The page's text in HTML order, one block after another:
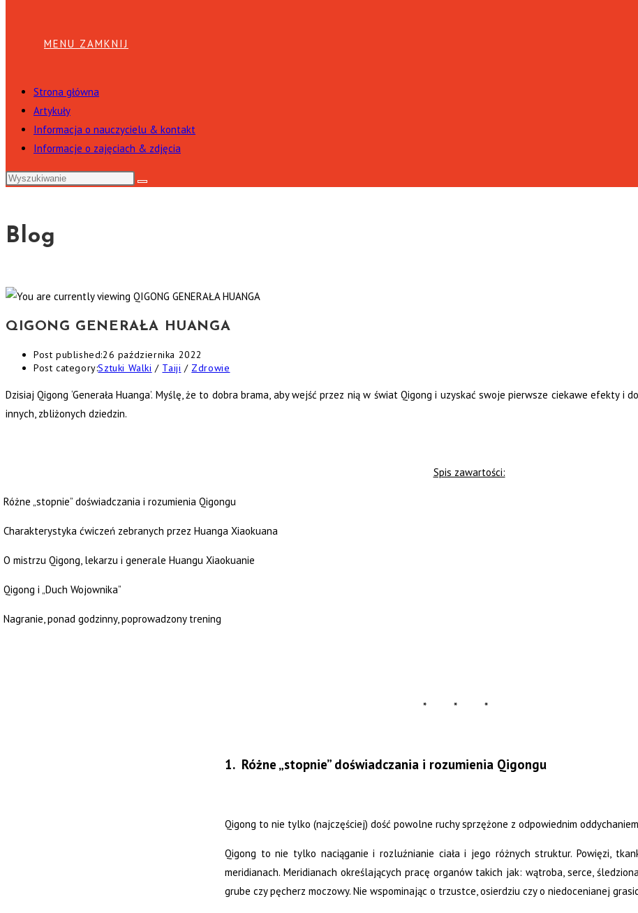
MENU ZAMKNIJ
Strona główna
Artykuły
Informacja o nauczycielu & kontakt
Informacje o zajęciach & zdjęcia
Blog
QIGONG GENERAŁA HUANGA
Post published:26 października 2022
Post category:Sztuki Walki / Taiji / Zdrowie
Dzisiaj Qigong ‘Generała Huanga’. Myślę, że to dobra brama, aby wejść przez nią w świat Qigong i uzyskać swoje pierwsze ciekawe efekty i
innych, zbliżonych dziedzin.
Spis zawartości:
Różne „stopnie” doświadczania i rozumienia Qigongu
Charakterystyka ćwiczeń zebranych przez Huanga Xiaokuana
O mistrzu Qigong, lekarzu i generale Huangu Xiaokuanie
Qigong i „Duch Wojownika”
Nagranie, ponad godzinny, poprowadzony trening
* * *
1. Różne „stopnie” doświadczania i rozumienia Qigongu
Qigong to nie tylko (najczęściej) dość powolne ruchy sprzężone z odpowiednim oddychaniem
Qigong to nie tylko naciąganie i rozluźnianie ciała i jego różnych struktur. Powięzi,
meridianach. Meridianach określających pracę organów takich jak: wątroba, serce,
grube czy pęcherz moczowy. Nie wspominając o trzustce, osierdziu czy o niedocenianej